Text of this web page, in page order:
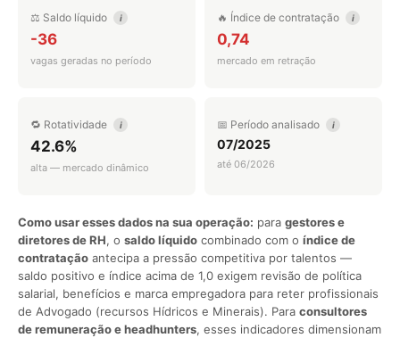
⚖️ Saldo líquido i
-36
vagas geradas no período
🔥 Índice de contratação i
0,74
mercado em retração
🔁 Rotatividade i
42.6%
alta — mercado dinâmico
📅 Período analisado i
07/2025
até 06/2026
Como usar esses dados na sua operação: para gestores e
diretores de RH, o saldo líquido combinado com o índice de
contratação antecipa a pressão competitiva por talentos —
saldo positivo e índice acima de 1,0 exigem revisão de política
salarial, benefícios e marca empregadora para reter profissionais
de Advogado (recursos Hídricos e Minerais). Para consultores
de remuneração e headhunters, esses indicadores dimensionam